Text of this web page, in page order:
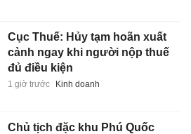
Cục Thuế: Hủy tạm hoãn xuất
cảnh ngay khi người nộp thuế
đủ điều kiện
1 giờ trước Kinh doanh
Chủ tịch đặc khu Phú Quốc